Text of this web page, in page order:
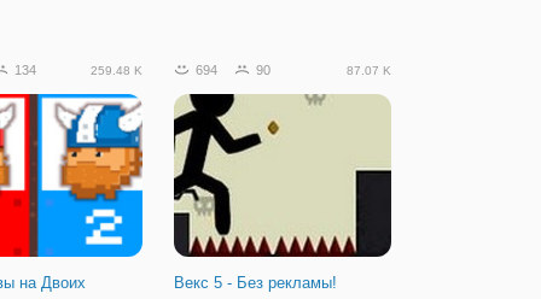
134 259.48 K
на Двоих
694 90 87.07 K
Векс 5 - Без рекламы!